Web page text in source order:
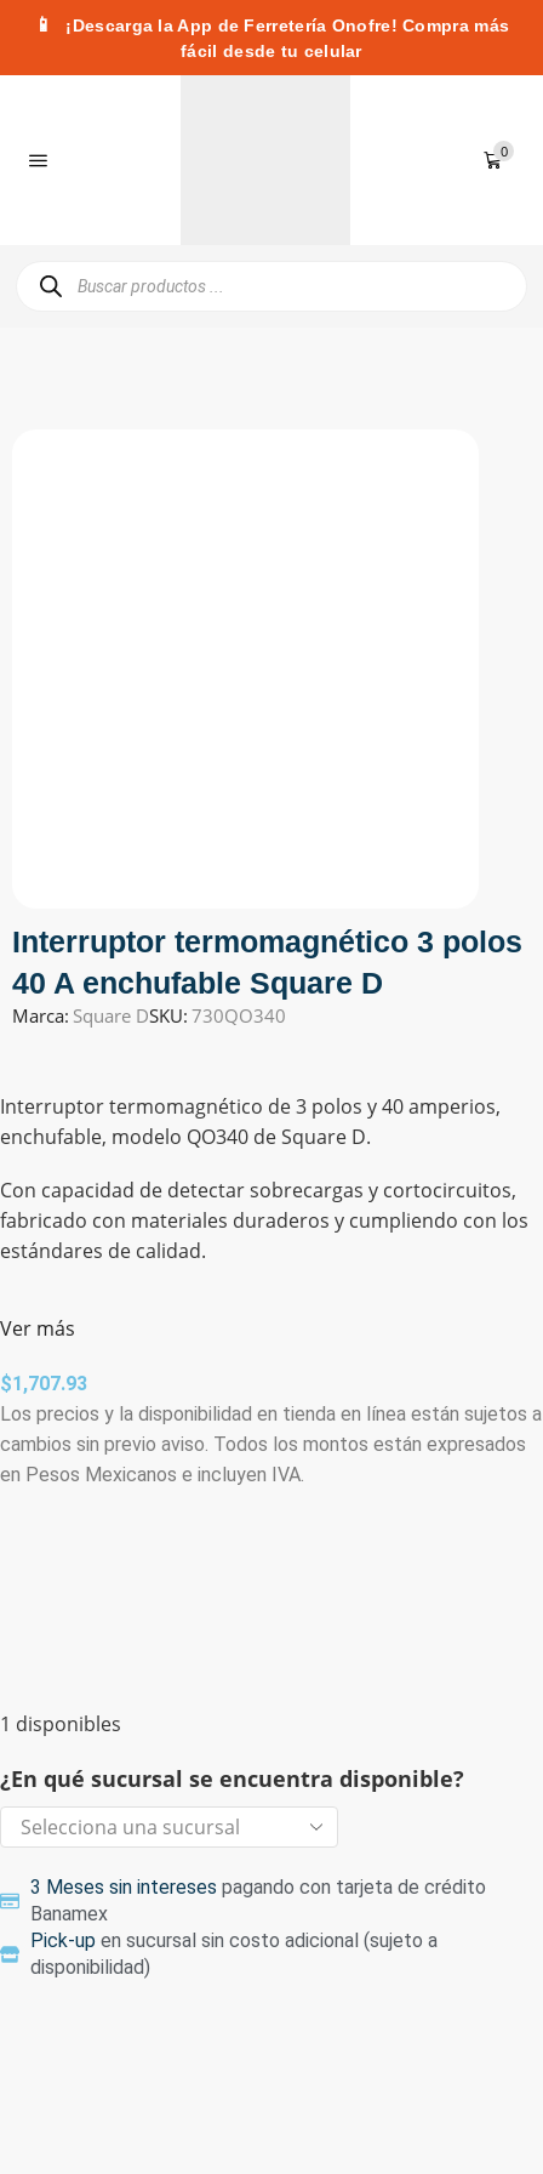
📱
¡Descarga la App de Ferretería Onofre! Compra más
fácil desde tu celular
0
Interruptor termomagnético 3 polos
40 A enchufable Square D
Marca: Square DSKU: 730QO340
Interruptor termomagnético de 3 polos y 40 amperios,
enchufable, modelo QO340 de Square D.
Con capacidad de detectar sobrecargas y cortocircuitos,
fabricado con materiales duraderos y cumpliendo con los
estándares de calidad.
Ver más
$1,707.93
Los precios y la disponibilidad en tienda en línea están sujetos a
cambios sin previo aviso. Todos los montos están expresados
en Pesos Mexicanos e incluyen IVA.
1 disponibles
¿En qué sucursal se encuentra disponible?
3 Meses sin intereses pagando con tarjeta de crédito
Banamex
Pick-up en sucursal sin costo adicional (sujeto a
disponibilidad)